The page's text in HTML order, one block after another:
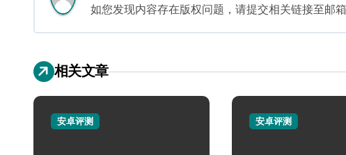
如您发现内容存在版权问题，请提交相关链接至邮
相关文章
安卓评测 安卓评测